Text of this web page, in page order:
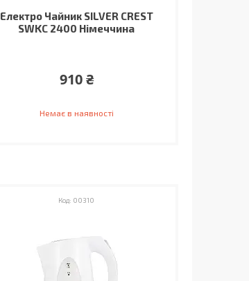
Електро Чайник SILVER CREST
SWKC 2400 Німеччина
910 ₴
Немає в наявності
00310